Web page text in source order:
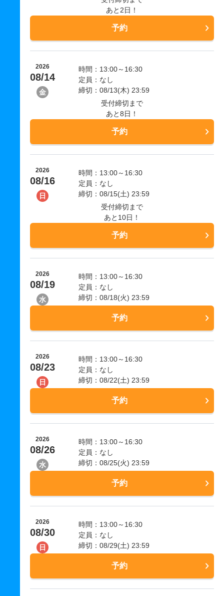
あと2日！
予約
2026
08/14
金
時間：13:00～16:30
定員：なし
締切：08/13(木) 23:59
受付締切まで
あと8日！
予約
2026
08/16
日
時間：13:00～16:30
定員：なし
締切：08/15(土) 23:59
受付締切まで
あと10日！
予約
2026
08/19
水
時間：13:00～16:30
定員：なし
締切：08/18(火) 23:59
予約
2026
08/23
日
時間：13:00～16:30
定員：なし
締切：08/22(土) 23:59
予約
2026
08/26
水
時間：13:00～16:30
定員：なし
締切：08/25(火) 23:59
予約
2026
08/30
日
時間：13:00～16:30
定員：なし
締切：08/29(土) 23:59
予約